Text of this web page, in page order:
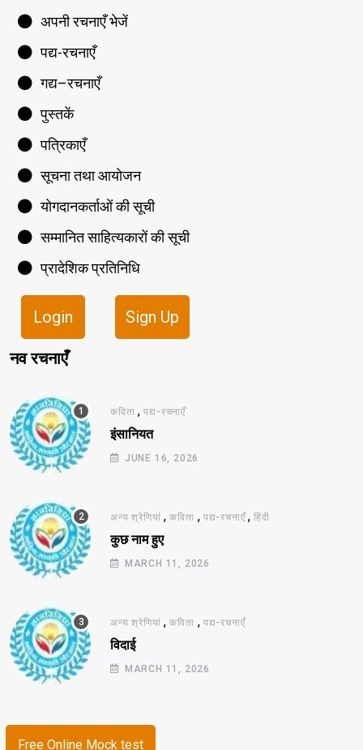
अपनी रचनाएँ भेजें
पद्य-रचनाएँ
गद्य–रचनाएँ
पुस्तकें
पत्रिकाएँ
सूचना तथा आयोजन
योगदानकर्ताओं की सूची
सम्मानित साहित्यकारों की सूची
प्रादेशिक प्रतिनिधि
Login Sign Up
नव रचनाएँ
कविता ,पद्य-रचनाएँ
इंसानियत
JUNE 16, 2026
अन्य श्रेणियां ,कविता , पद्य-रचनाएँ,हिंदी
कुछ नाम हुए
MARCH 11, 2026
अन्य श्रेणियां ,कविता , पद्य-रचनाएँ
विदाई
MARCH 11, 2026
Free Online Mock test